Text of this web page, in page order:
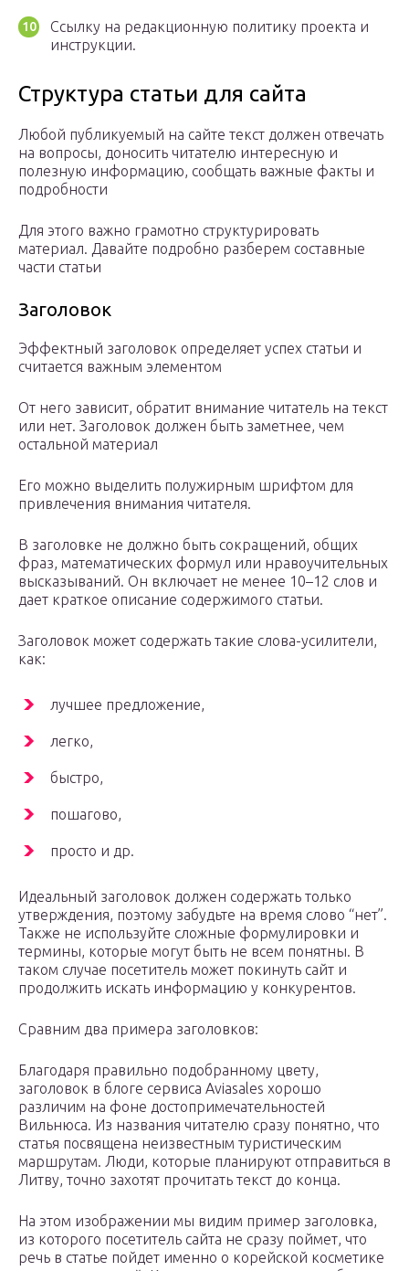
Ссылку на редакционную политику проекта и
инструкции.
Структура статьи для сайта
Любой публикуемый на сайте текст должен отвечать
на вопросы, доносить читателю интересную и
полезную информацию, сообщать важные факты и
подробности
Для этого важно грамотно структурировать
материал. Давайте подробно разберем составные
части статьи
Заголовок
Эффектный заголовок определяет успех статьи и
считается важным элементом
От него зависит, обратит внимание читатель на текст
или нет. Заголовок должен быть заметнее, чем
остальной материал
Его можно выделить полужирным шрифтом для
привлечения внимания читателя.
В заголовке не должно быть сокращений, общих
фраз, математических формул или нравоучительных
высказываний. Он включает не менее 10–12 слов и
дает краткое описание содержимого статьи.
Заголовок может содержать такие слова-усилители,
как:
лучшее предложение,
легко,
быстро,
пошагово,
просто и др.
Идеальный заголовок должен содержать только
утверждения, поэтому забудьте на время слово “нет”.
Также не используйте сложные формулировки и
термины, которые могут быть не всем понятны. В
таком случае посетитель может покинуть сайт и
продолжить искать информацию у конкурентов.
Сравним два примера заголовков:
Благодаря правильно подобранному цвету,
заголовок в блоге сервиса Aviasales хорошо
различим на фоне достопримечательностей
Вильнюса. Из названия читателю сразу понятно, что
статья посвящена неизвестным туристическим
маршрутам. Люди, которые планируют отправиться в
Литву, точно захотят прочитать текст до конца.
На этом изображении мы видим пример заголовка,
из которого посетитель сайта не сразу поймет, что
речь в статье пойдет именно о корейской косметике